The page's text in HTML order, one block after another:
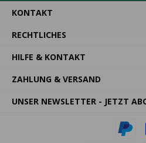
KONTAKT
RECHTLICHES
HILFE & KONTAKT
ZAHLUNG & VERSAND
UNSER NEWSLETTER - JETZT